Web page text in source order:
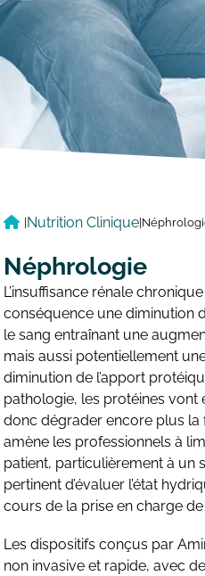
Nutrition Clinique
Néphrologie
L’insuffisance rénale
conséquence une diminution
le sang entraînant une
mais aussi potentiellement
diminution de l’apport
pathologie, les protéines vont
donc dégrader encore plus la
amène les professionnels à
patient, particulièrement à un
pertinent d’évaluer l’état
cours de la prise en charge de
Les dispositifs conçus par
non invasive et rapide, avec